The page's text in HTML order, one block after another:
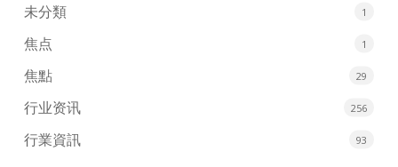
未分類 1
焦点 1
焦點 29
行业资讯 256
行業資訊 93